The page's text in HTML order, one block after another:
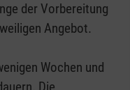
der Vorbereitung
Angebot.
Wochen und